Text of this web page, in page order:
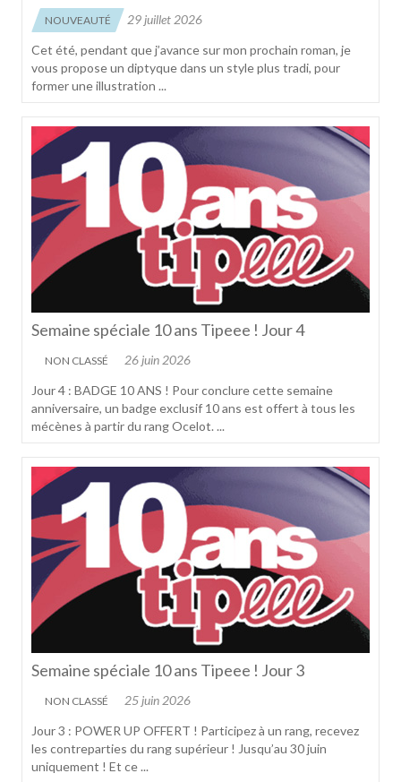
NOUVEAUTÉ
29 juillet 2026
Cet été, pendant que j’avance sur mon prochain roman, je
vous propose un diptyque dans un style plus tradi, pour
former une illustration ...
Semaine spéciale 10 ans Tipeee ! Jour 4
NON CLASSÉ
26 juin 2026
Jour 4 : BADGE 10 ANS ! Pour conclure cette semaine
anniversaire, un badge exclusif 10 ans est offert à tous les
mécènes à partir du rang Ocelot. ...
Semaine spéciale 10 ans Tipeee ! Jour 3
NON CLASSÉ
25 juin 2026
Jour 3 : POWER UP OFFERT ! Participez à un rang, recevez
les contreparties du rang supérieur ! Jusqu’au 30 juin
uniquement ! Et ce ...